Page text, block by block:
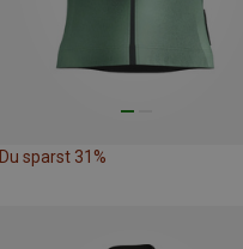
Du sparst 31%